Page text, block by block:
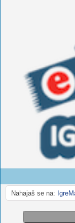
Nahajaš se na: